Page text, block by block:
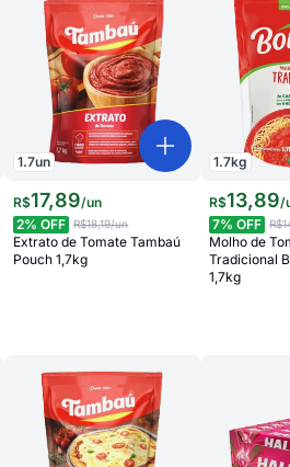
1.7un
R$17,89/un
2% OFF R$18,19/un
Extrato de Tomate Tambaú
Pouch 1,7kg
1.7kg
R$13,89/
7% OFF
Molho de
Tradicional
1,7kg